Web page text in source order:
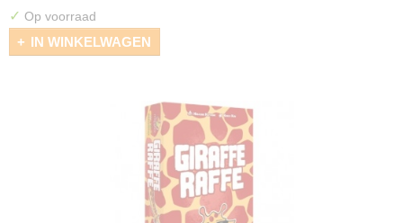
✓ Op voorraad
IN WINKELWAGEN